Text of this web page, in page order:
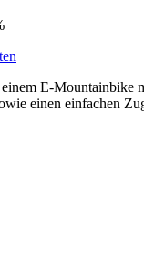
E-Mountainbike
einen einfachen